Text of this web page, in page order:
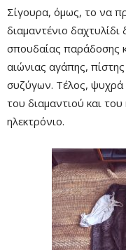
Σίγουρα, όμως, το να
διαμαντένιο δαχτυλίδι
σπουδαίας παράδοσης
αιώνιας αγάπης,
συζύγων. Τέλος, ψυχρά
του διαμαντιού και
ηλεκτρόνιο.